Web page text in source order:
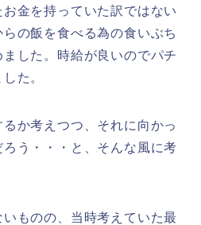
金を持っていた訳ではない
の飯を食べる為の食いぶち
した。時給が良いのでパチ
た。
か考えつつ、それに向かっ
う・・・と、そんな風に考
ものの、当時考えていた最